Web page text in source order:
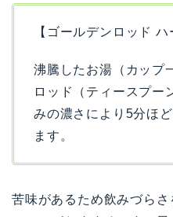
【ゴールデンロッド
沸騰したお湯（カップ
ロッド（ティースプー
みの濃さにより5分ほ
ます。
苦味があるため飲みづら